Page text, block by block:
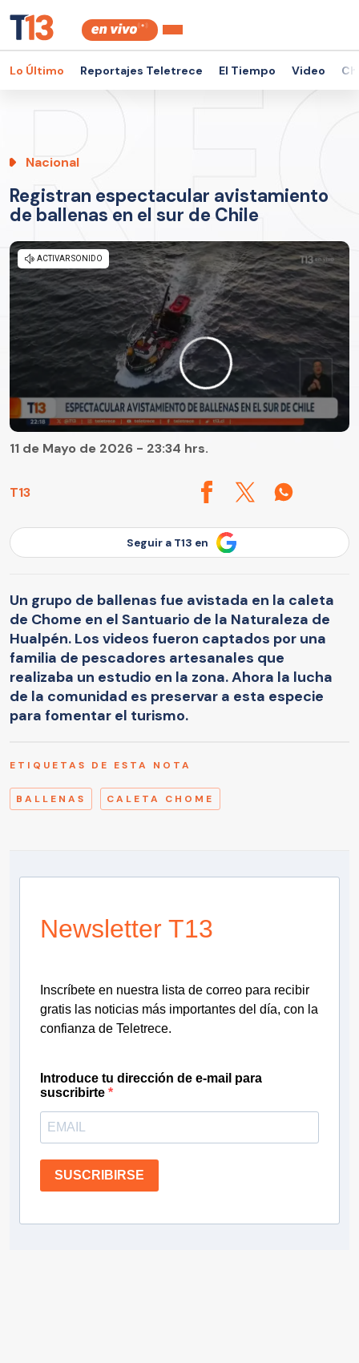
Lo Último Reportajes Teletrece El Tiempo Video
Nacional
Registran espectacular avistamiento
de ballenas en el sur de Chile
T13
11 de Mayo de 2026 - 23:34 hrs.
Seguir a T13 en
Un grupo de ballenas fue avistada en la caleta
de Chome en el Santuario de la Naturaleza de
Hualpén. Los videos fueron captados por una
familia de pescadores artesanales que
realizaba un estudio en la zona. Ahora la lucha
de la comunidad es preservar a esta especie
para fomentar el turismo.
ETIQUETAS DE ESTA NOTA
BALLENAS CALETA CHOME
Newsletter T13
Inscríbete en nuestra lista de correo para recibir
gratis las noticias más importantes del día, con la
confianza de Teletrece.
Introduce tu dirección de e-mail para
suscribirte
SUSCRIBIRSE